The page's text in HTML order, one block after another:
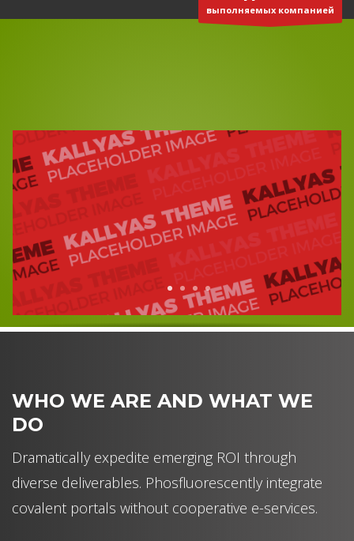
3
Реквизиты:
БИК 045004641
ВРЕМЯ РАБОТЫ
Круглосуточно
Будем рады Вашему звонку!
выполняемых компанией
1 2 3 4
WHO WE ARE AND WHAT WE
DO
Dramatically expedite emerging ROI through
diverse deliverables. Phosfluorescently integrate
covalent portals without cooperative e-services.